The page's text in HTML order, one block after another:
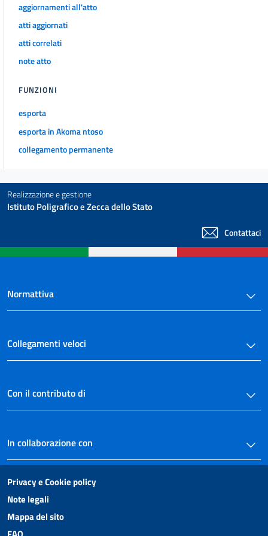
32
33
34
35
37
38
41
43
44
aggiornamenti all'atto
atti aggiornati
atti correlati
note atto
FUNZIONI
esporta
esporta in Akoma ntoso
collegamento permanente
Realizzazione e gestione
Istituto Poligrafico e Zecca dello Stato
Contattaci
Normattiva
Collegamenti veloci
Con il contributo di
In collaborazione con
Privacy e Cookie policy
Note legali
Mappa del sito